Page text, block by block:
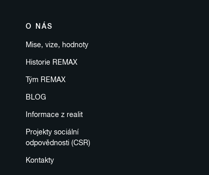
O NÁS
Mise, vize, hodnoty
Historie REMAX
Tým REMAX
BLOG
Informace z realit
Projekty sociální
odpovědnosti (CSR)
Kontakty